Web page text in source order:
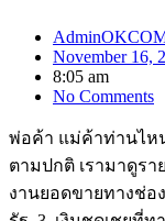
November 16,
8:05 am
No Comments
พ่อค้า แม่ค้าท่านไห
ตามปกติ เรามาดูร
งานยอดขายทางช่อ